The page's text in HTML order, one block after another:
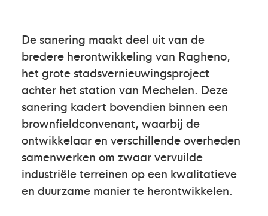
De sanering maakt deel uit van de
bredere herontwikkeling van Ragheno,
het grote stadsvernieuwingsproject
achter het station van Mechelen. Deze
sanering kadert bovendien binnen een
brownfieldconvenant, waarbij de
ontwikkelaar en verschillende overheden
samenwerken om zwaar vervuilde
industriële terreinen op een kwalitatieve
en duurzame manier te herontwikkelen.